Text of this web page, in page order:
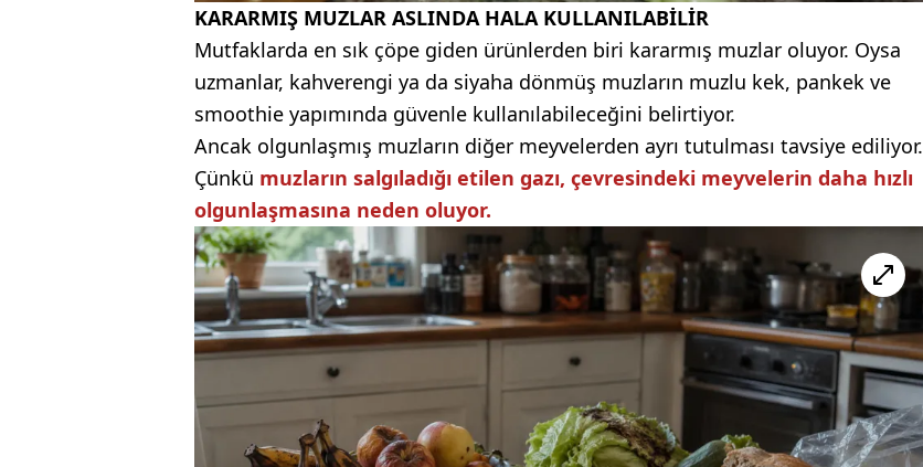
KARARMIŞ MUZLAR ASLINDA HALA KULLANILABİLİR
Mutfaklarda en sık çöpe giden ürünlerden biri kararmış muzlar oluyor. Oysa
uzmanlar, kahverengi ya da siyaha dönmüş muzların muzlu kek, pankek ve
smoothie yapımında güvenle kullanılabileceğini belirtiyor.
Ancak olgunlaşmış muzların diğer meyvelerden ayrı tutulması tavsiye ediliyor.
Çünkü muzların salgıladığı etilen gazı, çevresindeki meyvelerin daha hızlı
olgunlaşmasına neden oluyor.